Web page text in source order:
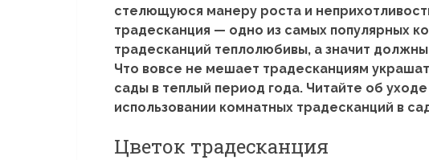
стелющуюся манеру роста и
традесканция — одно из самых популярных
традесканций теплолюбивы, а значит
Что вовсе не мешает традесканциям
сады в теплый период года. Читайте об
использовании комнатных традесканций в
Цветок традесканция